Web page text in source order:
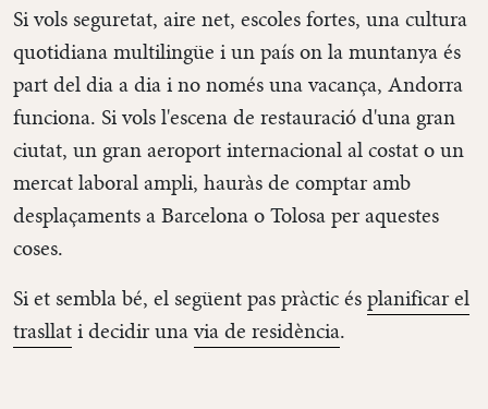
Si vols seguretat, aire net, escoles fortes, una cultura
quotidiana multilingüe i un país on la muntanya és
part del dia a dia i no només una vacança, Andorra
funciona. Si vols l'escena de restauració d'una gran
ciutat, un gran aeroport internacional al costat o un
mercat laboral ampli, hauràs de comptar amb
desplaçaments a Barcelona o Tolosa per aquestes
coses.
Si et sembla bé, el següent pas pràctic ésplanificar el
trasllati decidir unavia de residència.